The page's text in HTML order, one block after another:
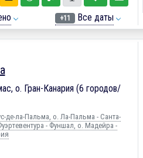
+11 Все даты
о. Гран-Канария (6 городов/
де-ла-Пальма, о. Ла-Пальма - Санта-
- Фуншал, о. Мадейра -